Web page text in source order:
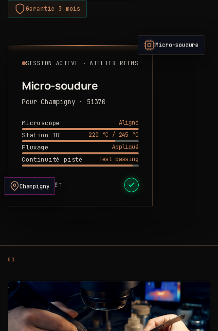
Garantie 3 mois
SESSION ACTIVE · ATELIER REIMS
Micro-soudure
Pour Champigny · 51370
Microscope
Aligné
Station IR
220 °C / 245 °C
Fluxage
Appliqué
Continuité piste
Test passing
DEVIS PRÊT
Micro-soudure
Champigny